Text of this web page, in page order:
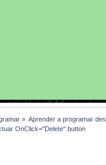
» Aprender a programar
OnClick="Delete" button